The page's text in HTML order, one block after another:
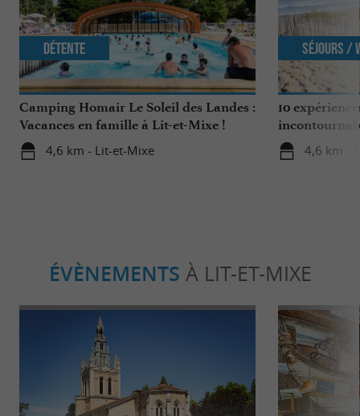
Camping Homair Le Soleil des Landes :
Vacances en famille à Lit-et-Mixe !
4,6 km - Lit-et-Mixe
Détente
10
Nature
4,6 km -
Séjours /
ÉVÈNEMENTS À LIT-ET-MIXE